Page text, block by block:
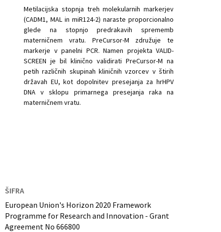
Metilacijska stopnja treh molekularnih markerjev
(CADM1, MAL in miR124-2) naraste proporcionalno
glede na stopnjo predrakavih sprememb
materničnem vratu. PreCursor-M združuje te
markerje v panelni PCR. Namen projekta VALID-
SCREEN je bil klinično validirati PreCursor-M na
petih različnih skupinah kliničnih vzorcev v štirih
državah EU, kot dopolnitev presejanja za hrHPV
DNA v sklopu primarnega presejanja raka na
materničnem vratu.
ŠIFRA
European Union's Horizon 2020 Framework
Programme for Research and Innovation - Grant
Agreement No 666800